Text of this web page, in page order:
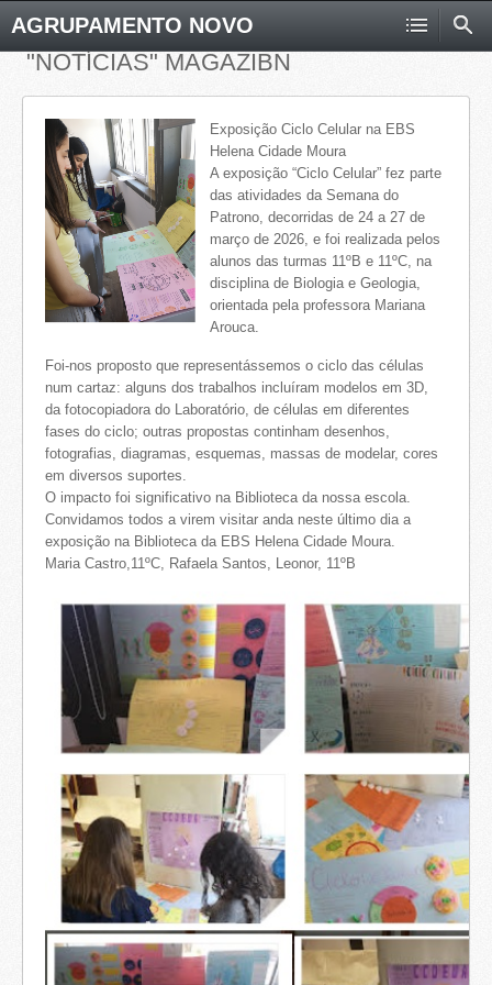
AGRUPAMENTO NOVO
"NOTÍCIAS" MAGAZIBN
Exposição Ciclo Celular na EBS
Helena Cidade Moura
A exposição “Ciclo Celular” fez parte
das atividades da Semana do
Patrono, decorridas de 24 a 27 de
março de 2026, e foi realizada pelos
alunos das turmas 11ºB e 11ºC, na
disciplina de Biologia e Geologia,
orientada pela professora Mariana
Arouca.
Foi-nos proposto que representássemos o ciclo das células
num cartaz: alguns dos trabalhos incluíram modelos em 3D,
da fotocopiadora do Laboratório, de células em diferentes
fases do ciclo; outras propostas continham desenhos,
fotografias, diagramas, esquemas, massas de modelar, cores
em diversos suportes.
O impacto foi significativo na Biblioteca da nossa escola.
Convidamos todos a virem visitar anda neste último dia a
exposição na Biblioteca da EBS Helena Cidade Moura.
Maria Castro,11ºC, Rafaela Santos, Leonor, 11ºB